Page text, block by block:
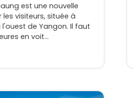
est une nouvelle
visiteurs, située à
l'ouest de Yangon. Il faut
en voit...